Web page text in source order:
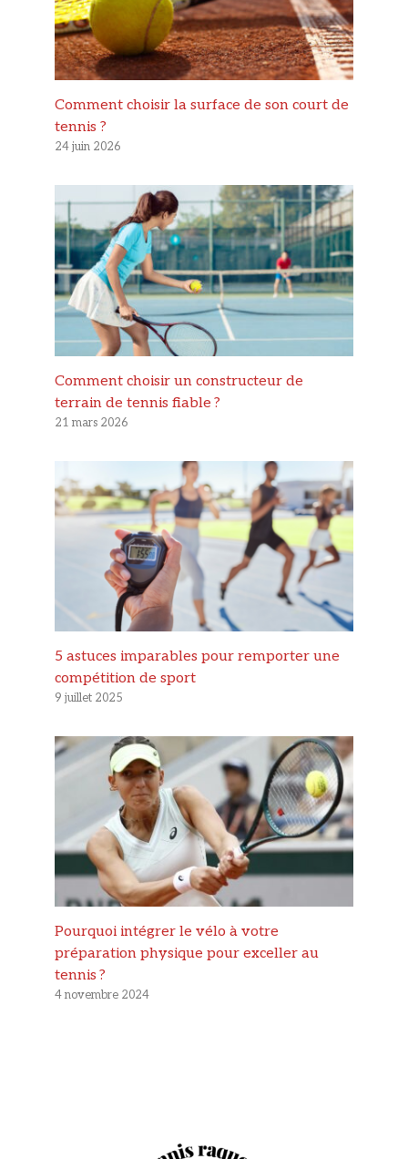
Comment choisir la surface de son court de
tennis ?
24 juin 2026
Comment choisir un constructeur de
terrain de tennis fiable ?
21 mars 2026
5 astuces imparables pour remporter une
compétition de sport
9 juillet 2025
Pourquoi intégrer le vélo à votre
préparation physique pour exceller au
tennis ?
4 novembre 2024